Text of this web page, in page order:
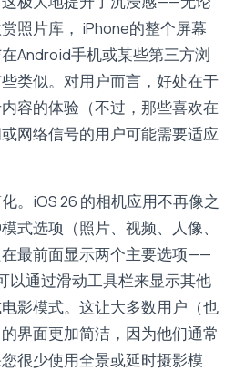
照片库， iPhone的整个屏幕
Android手机或某些第三方浏
类似。对用户而言，好处在于
容的体验（不过，那些喜欢在
网络信号的用户可能需要适应
。iOS 26 的相机应用不再像之
式选项（照片、视频、人像、
最前面显示两个主要选项——
以通过滑动工具栏来显示其他
影模式。这让大多数用户（也
界面更加简洁，因为他们通常
很少使用全景或延时摄影模